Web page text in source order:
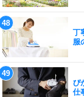
丁
服
ぴ
仕